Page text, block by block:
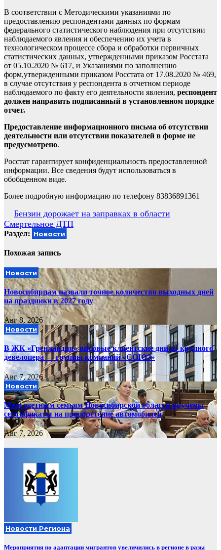
В соответствии с Методическими указаниями по
предоставлению респондентами данных по формам
федерального статистического наблюдения при отсутствии
наблюдаемого явления и обеспечению их учета в
технологическом процессе сбора и обработки первичных
статистических данных, утвержденными приказом Росстата
от 05.10.2020 № 617, и Указаниями по заполнению
форм,утвержденными приказом Росстата от 17.08.2020 № 469,
в случае отсутствия у респондента в отчетном периоде
наблюдаемого по факту его деятельности явления, респондент
должен направить подписанный в установленном порядке
отчет.
Предоставление информационного письма об отсутствии
деятельности или отсутствии показателей в форме не
предусмотрено.
Росстат гарантирует конфиденциальность предоставленной
информации. Все сведения будут использоваться в
обобщенном виде.
Более подробную информацию по телефону 83836891361
Навигация
по
записям
Бензин дорожает на заправках в области
Смертельное ДТП
Раздел: Новости
Похожая запись
Новости
Новосибирцам назвали точное количество выходных дней
на праздники в 2027 году
Авг 8, 2026
Новости
В ЖК «Гренландия» впервые клиентские дни от крупного
девелопера — группы компаний «СОЮЗ»
Авг 7, 2026
Новости
Многодетным семьям Новосибирской области вручены
сертификаты на приобретение автомобилей
Авг 7, 2026
Новости Региона
Мероприятия по адаптации мигрантов увеличились в регионе в разы